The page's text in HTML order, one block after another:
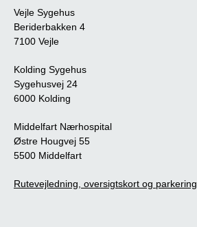
Vejle Sygehus
Beriderbakken 4
7100 Vejle
Kolding Sygehus
Sygehusvej 24
6000 Kolding
Middelfart Nærhospital
Østre Hougvej 55
5500 Middelfart
Rutevejledning, oversigtskort og parkering